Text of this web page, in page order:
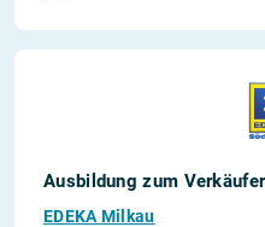
Ausbildung zum
EDEKA Milkau